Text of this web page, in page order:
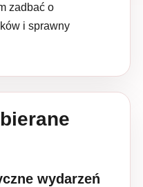
zadbać o
i sprawny
wydarzeń